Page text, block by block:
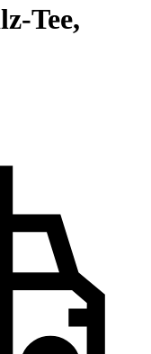
Tee,